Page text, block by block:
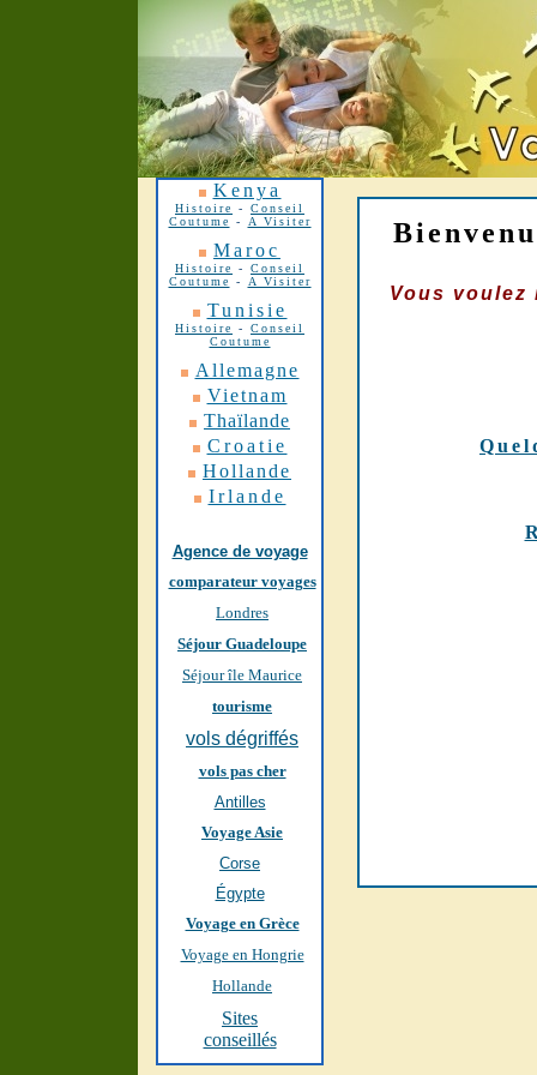
Kenya
Histoire -
Conseil
Coutume
- A Visiter
Maroc
Histoire - Conseil
Coutume
- A Visiter
Tunisie
Histoire - Conseil
Coutume
Allemagne
Vietnam
Thaïlande
Croatie
Hollande
Irlande
Agence de voyage
comparateur voyages
Londres
Séjour Guadeloupe
Séjour île Maurice
tourisme
vols dégriffés
vols pas cher
Antilles
Voyage Asie
Corse
Égypte
Voyage en Grèce
Voyage en Hongrie
Hollande
Sites
conseillés
Vous voulez